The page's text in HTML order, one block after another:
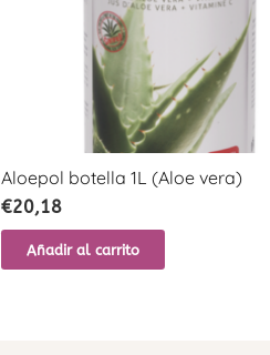
Aloepol botella 1L (Aloe vera)
€20,18
Añadir al carrito